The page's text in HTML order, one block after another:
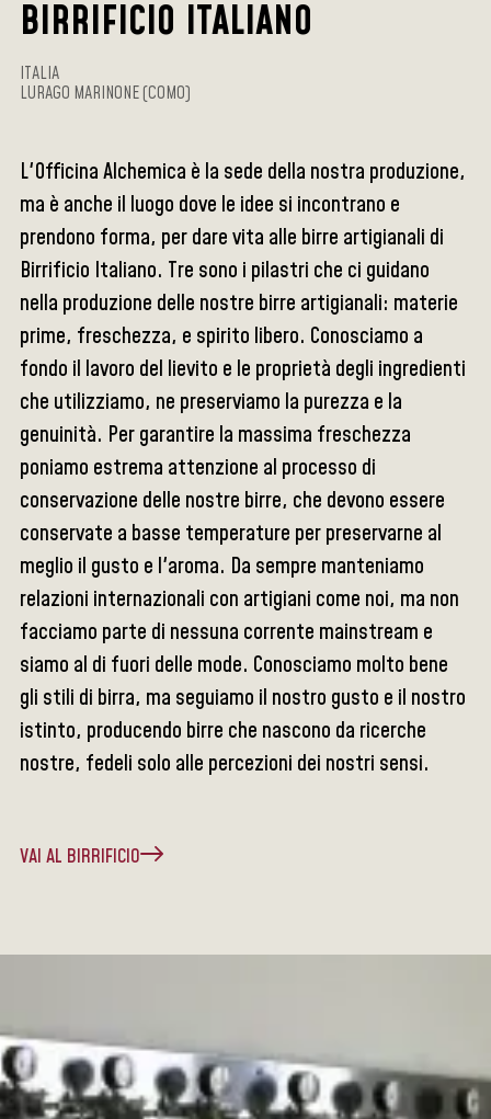
BIRRIFICIO ITALIANO
ITALIA
LURAGO MARINONE (COMO)
L'Officina Alchemica è la sede della nostra produzione,
ma è anche il luogo dove le idee si incontrano e
prendono forma, per dare vita alle birre artigianali di
Birrificio Italiano. Tre sono i pilastri che ci guidano
nella produzione delle nostre birre artigianali: materie
prime, freschezza, e spirito libero. Conosciamo a
fondo il lavoro del lievito e le proprietà degli ingredienti
che utilizziamo, ne preserviamo la purezza e la
genuinità. Per garantire la massima freschezza
poniamo estrema attenzione al processo di
conservazione delle nostre birre, che devono essere
conservate a basse temperature per preservarne al
meglio il gusto e l'aroma. Da sempre manteniamo
relazioni internazionali con artigiani come noi, ma non
facciamo parte di nessuna corrente mainstream e
siamo al di fuori delle mode. Conosciamo molto bene
gli stili di birra, ma seguiamo il nostro gusto e il nostro
istinto, producendo birre che nascono da ricerche
nostre, fedeli solo alle percezioni dei nostri sensi.
VAI AL BIRRIFICIO